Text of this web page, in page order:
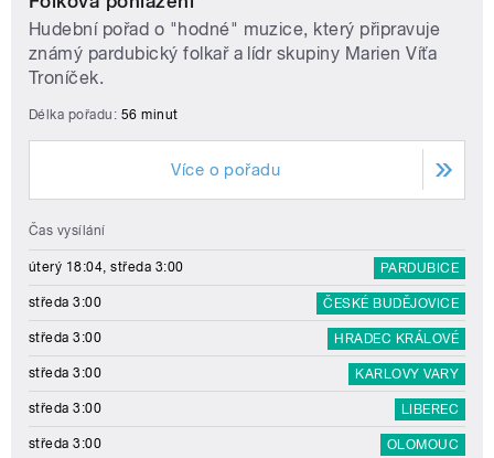
Hudební pořad o "hodné" muzice, který připravuje
známý pardubický folkař a lídr skupiny Marien Víťa
Troníček.
Délka pořadu: 56 minut
Více o pořadu
Čas vysílání
úterý 18:04, středa 3:00 PARDUBICE
středa 3:00 ČESKÉ BUDĚJOVICE
středa 3:00 HRADEC KRÁLOVÉ
středa 3:00 KARLOVY VARY
středa 3:00 LIBEREC
středa 3:00 OLOMOUC